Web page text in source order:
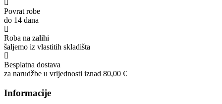
Povrat robe
do 14 dana
Roba na zalihi
šaljemo iz vlastitih skladišta
Besplatna dostava
za narudžbe u vrijednosti iznad 80,00 €
Informacije